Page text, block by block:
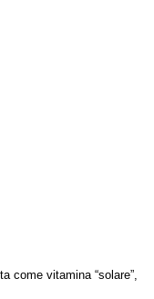
come vitamina “solare”,